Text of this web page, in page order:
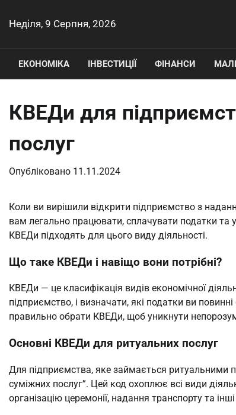
доНеділя, 9 Серпня, 2026
ЕКОНОМІКА ІНВЕСТИЦІЇ ФІНАНСИ
КВЕДи для
послуг
Опубліковано 11.11.2024
Коли ви вирішили відкрити підприємство з
вам легально працювати, сплачувати податки
КВЕДи підходять для цього виду діяльності.
Що таке КВЕДи і навіщо вони потрібні?
КВЕДи — це класифікація видів економічної
підприємство, і визначати, які податки ви
правильно обрати КВЕДи, щоб уникнути
Основні КВЕДи для ритуальних послуг
Для підприємства, яке займається ритуальними
суміжних послуг”. Цей код охоплює всі види
організацію церемонії, надання транспорту та